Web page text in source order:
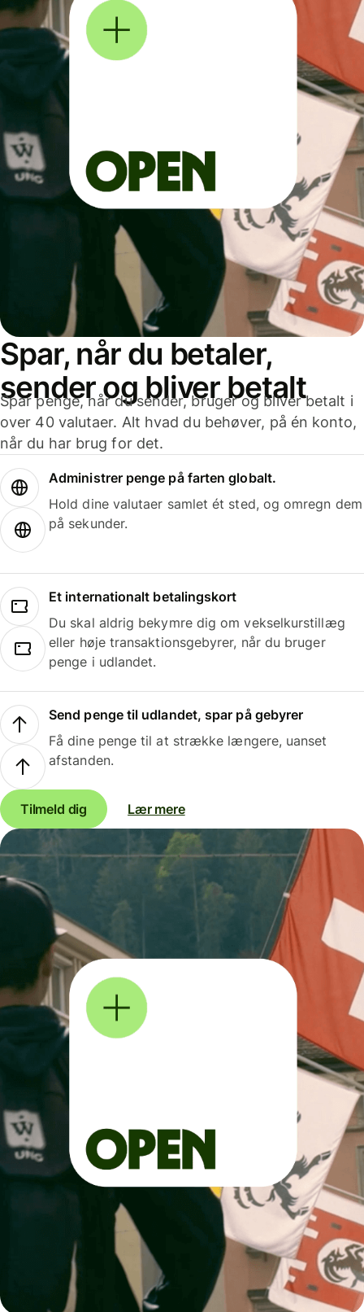
Spar, når du betaler,
sender og bliver betalt
Spar penge, når du sender, bruger og bliver betalt i
over 40 valutaer. Alt hvad du behøver, på én konto,
når du har brug for det.
Administrer penge på farten globalt.
Hold dine valutaer samlet ét sted, og omregn dem
på sekunder.
Et internationalt betalingskort
Du skal aldrig bekymre dig om vekselkurstillæg
eller høje transaktionsgebyrer, når du bruger
penge i udlandet.
Send penge til udlandet, spar på gebyrer
Få dine penge til at strække længere, uanset
afstanden.
Tilmeld dig Lær mere